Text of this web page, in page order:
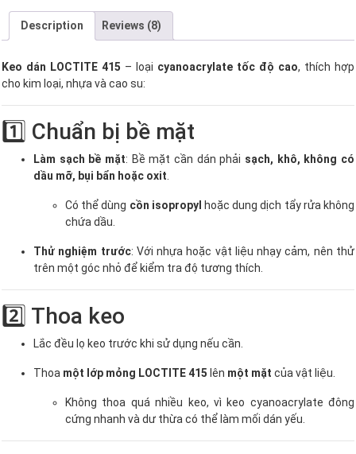
customer
ratings
Description Reviews (8)
Keo dán LOCTITE 415 – loại cyanoacrylate tốc độ cao, thích hợp
cho kim loại, nhựa và cao su:
1️⃣ Chuẩn bị bề mặt
Làm sạch bề mặt: Bề mặt cần dán phải sạch, khô, không có
dầu mỡ, bụi bẩn hoặc oxit
Có thể dùng cồn isopropyl hoặc dung dịch tẩy rửa không
chứa dầu.
Thử nghiệm trước: Với nhựa hoặc vật liệu nhạy cảm, nên thử
trên một góc nhỏ để kiểm tra độ tương thích.
2️⃣ Thoa keo
Lắc đều lọ keo trước khi sử dụng nếu cần.
Thoa một lớp mỏng LOCTITE 415 lên một mặt của vật liệu.
Không thoa quá nhiều keo, vì keo cyanoacrylate đông
cứng nhanh và dư thừa có thể làm mối dán yếu.